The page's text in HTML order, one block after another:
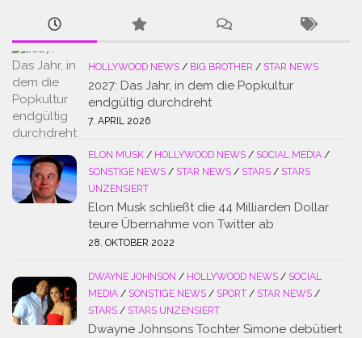
HOLLYWOOD NEWS / BIG BROTHER / STAR NEWS
2027: Das Jahr, in dem die Popkultur
endgültig durchdreht
7. APRIL 2026
ELON MUSK / HOLLYWOOD NEWS / SOCIAL MEDIA /
SONSTIGE NEWS / STAR NEWS / STARS / STARS
UNZENSIERT
Elon Musk schließt die 44 Milliarden Dollar
teure Übernahme von Twitter ab
28. OKTOBER 2022
DWAYNE JOHNSON / HOLLYWOOD NEWS / SOCIAL
MEDIA / SONSTIGE NEWS / SPORT / STAR NEWS /
STARS / STARS UNZENSIERT
Dwayne Johnsons Tochter Simone debütiert